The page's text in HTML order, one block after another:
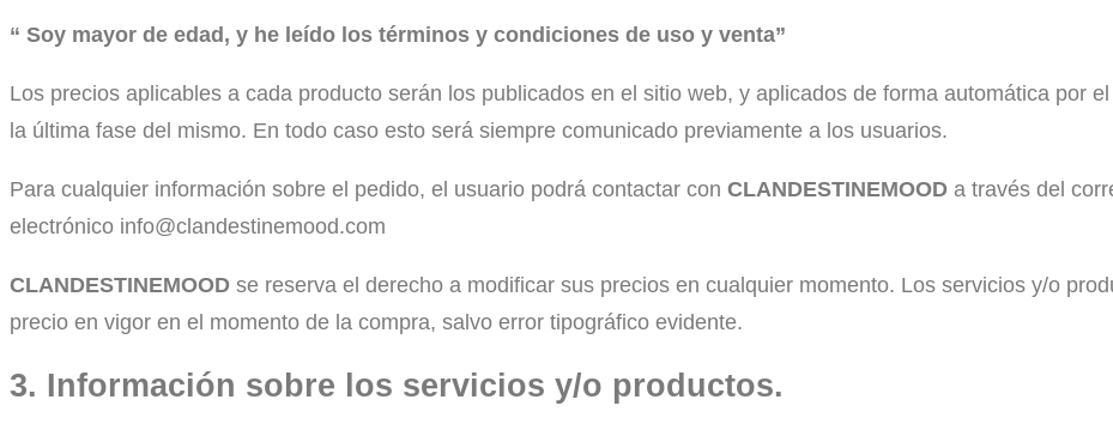
“ Soy mayor de edad, y he leído los términos y condiciones de uso y venta”
Los precios aplicables a cada producto serán los publicados en el sitio web, y aplicados de forma automática por
la última fase del mismo. En todo caso esto será siempre comunicado previamente a los usuarios.
Para cualquier información sobre el pedido, el usuario podrá contactar con CLANDESTINEMOOD a través del
electrónico info@clandestinemood.com
CLANDESTINEMOOD se reserva el derecho a modificar sus precios en cualquier momento. Los servicios y/o
precio en vigor en el momento de la compra, salvo error tipográfico evidente.
3. Información sobre los servicios y/o productos.